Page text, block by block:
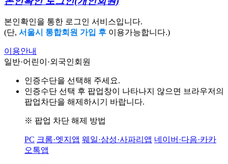
본인확인을 통한 로그인 서비스입니다.
(단, 서울시 통합회원 가입 후 이용가능합니다.)
이용안내
일반·어린이·외국인회원
인증수단을 선택해 주세요.
인증수단 선택 후 팝업창이 나타나지 않으면 브라우저의
팝업차단을 해제하시기 바랍니다.
※ 팝업 차단 해제 방법
PC 크롬·엣지앱 웨일·삼성·사파리앱 네이버·다음·카카
오톡앱